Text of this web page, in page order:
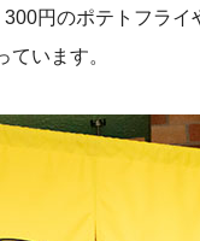
300円のポテトフライ
ています。